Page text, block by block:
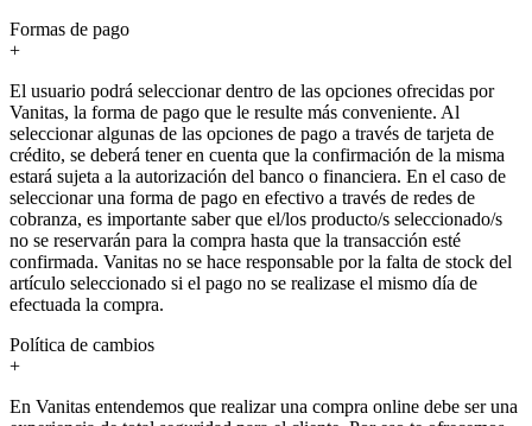
Formas de pago
+
El usuario podrá seleccionar dentro de las opciones ofrecidas por
Vanitas, la forma de pago que le resulte más conveniente. Al
seleccionar algunas de las opciones de pago a través de tarjeta de
crédito, se deberá tener en cuenta que la confirmación de la misma
estará sujeta a la autorización del banco o financiera. En el caso de
seleccionar una forma de pago en efectivo a través de redes de
cobranza, es importante saber que el/los producto/s seleccionado/s
no se reservarán para la compra hasta que la transacción esté
confirmada. Vanitas no se hace responsable por la falta de stock del
artículo seleccionado si el pago no se realizase el mismo día de
efectuada la compra.
Política de cambios
+
En Vanitas entendemos que realizar una compra online debe ser una